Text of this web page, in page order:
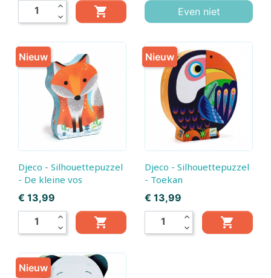
expand_less
expand_more

Even niet
Djeco - Silhouettepuzzel
- De kleine vos
Prijs
€ 13,99
expand_less
expand_more

Nieuw
Djeco - Silhouettepuzzel
- Toekan
Prijs
€ 13,99
expand_less
expand_more

Nieuw
Nieuw